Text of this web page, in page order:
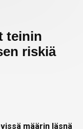
teinin
riskiä
määrin läsnä